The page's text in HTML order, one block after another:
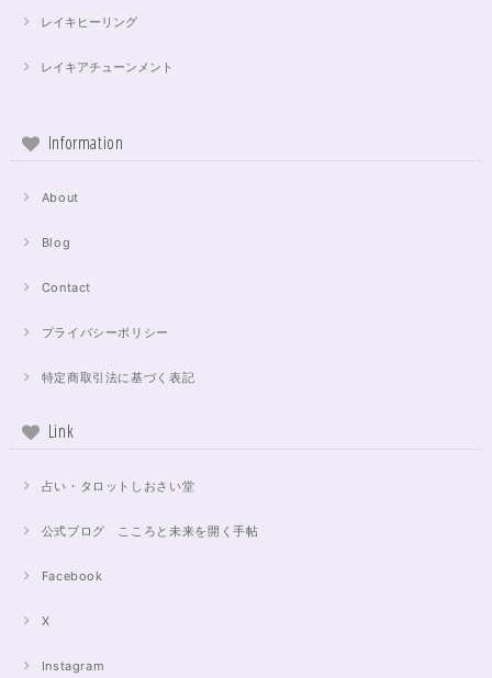
レイキヒーリング
レイキアチューンメント
Information
About
Blog
Contact
プライバシーポリシー
特定商取引法に基づく表記
Link
占い・タロットしおさい堂
公式ブログ こころと未来を開く手帖
Facebook
X
Instagram